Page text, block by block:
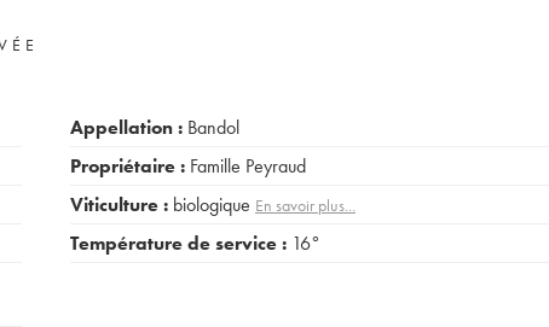
Appellation : Bandol
Propriétaire : Famille Peyraud
Viticulture : biologique En savoir plus...
Température de service : 16°